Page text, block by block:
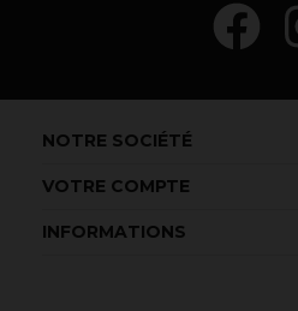
NOTRE SOCIÉTÉ
VOTRE COMPTE
INFORMATIONS